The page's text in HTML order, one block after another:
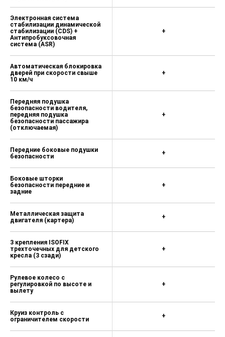
Электронная система
стабилизации динамической
стабилизации (CDS) +
Антипробуксовочная
система (АSR)
Автоматическая блокировка
дверей при скорости свыше
10 км/ч
Передняя подушка
безопасности водителя,
передняя подушка
безопасности пассажира
(отключаемая)
Передние боковые подушки
безопасности
Боковые шторки
безопасности передние и
задние
Металлическая защита
двигателя (картера)
3 крепления ISOFIX
трехточечных для детского
кресла (3 сзади)
Рулевое колесо с
регулировкой по высоте и
вылету
Круиз контроль с
ограничителем скорости
+
+
+
+
+
+
+
+
+